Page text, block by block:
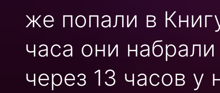
же попали в
часа они
через 13 часов